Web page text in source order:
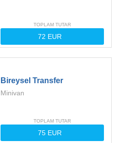
TOPLAM TUTAR
Bireysel Transfer
Minivan
TOPLAM TUTAR